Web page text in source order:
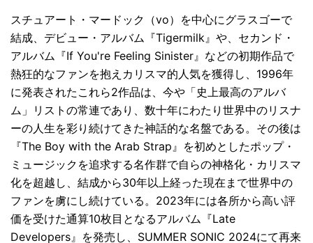
スチュアート・マードック（vo）を中心にグラスゴーで
結成、デビュー・アルバム『Tigermilk』や、セカンド・
アルバム『If You're Feeling Sinister』などの初期作品で
熱狂的なファンを抱えカリスマ的人気を獲得し、1996年
に発表されたこれら2作品は、今や「史上最高のアルバ
ム」リストの常連であり、数十年にわたり世界中のリスナ
ーの人生を彩り続けてきた神話的な名盤である。その後は
『The Boy with the Arab Strap』を初めとしたポップ・
ミュージックを追求する名作群で自らの神格化・カリスマ
化を超越し、結成から30年以上経った現在まで世界中の
ファンを虜にし続けている。2023年には各所から高い評
価を受けた通算10枚目となるアルバム『Late
Developers』を発売し、SUMMER SONIC 2024にて再来